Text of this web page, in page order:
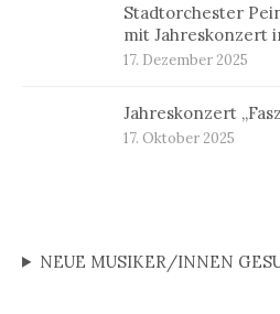
Stadtorchester
mit Jahreskonzert
17. Dezember 2025
Jahreskonzert
17. Oktober 2025
NEUE MUSIKER/INNEN